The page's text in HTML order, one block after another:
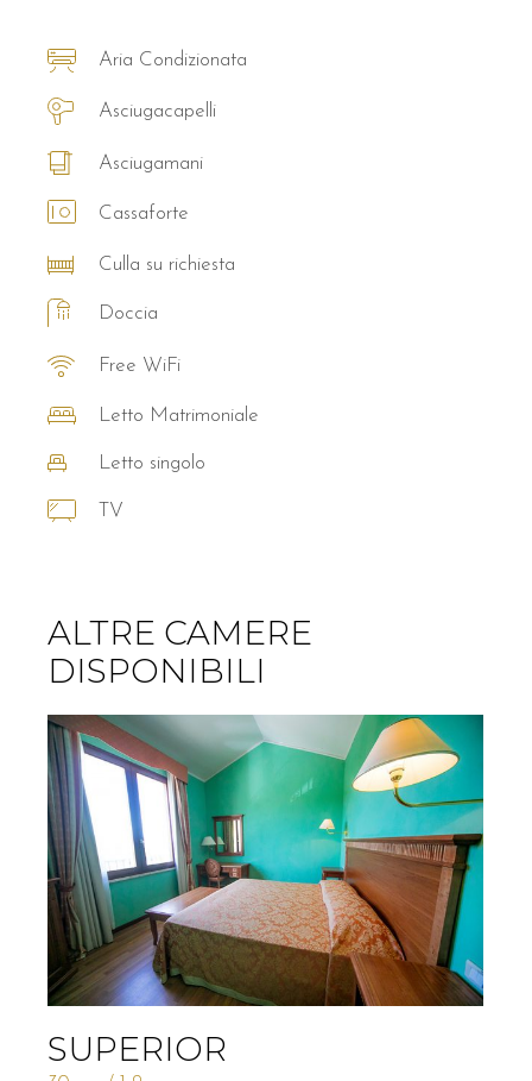
Aria Condizionata
Asciugacapelli
Asciugamani
Cassaforte
Culla su richiesta
Doccia
Free WiFi
Letto Matrimoniale
Letto singolo
TV
ALTRE CAMERE
DISPONIBILI
SUPERIOR